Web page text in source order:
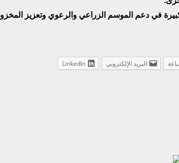
في دعم الموسم الزراعي والرعوي وتعزيز
البريد الإلكتروني LinkedIn